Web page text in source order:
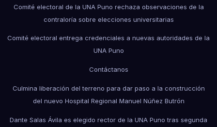
Comité electoral de la UNA Puno rechaza observaciones de la
contraloría sobre elecciones universitarias
Comité electoral entrega credenciales a nuevas autoridades de la
UNA Puno
Contáctanos
Culmina liberación del terreno para dar paso a la construcción
del nuevo Hospital Regional Manuel Núñez Butrón
Dante Salas Ávila es elegido rector de la UNA Puno tras segunda